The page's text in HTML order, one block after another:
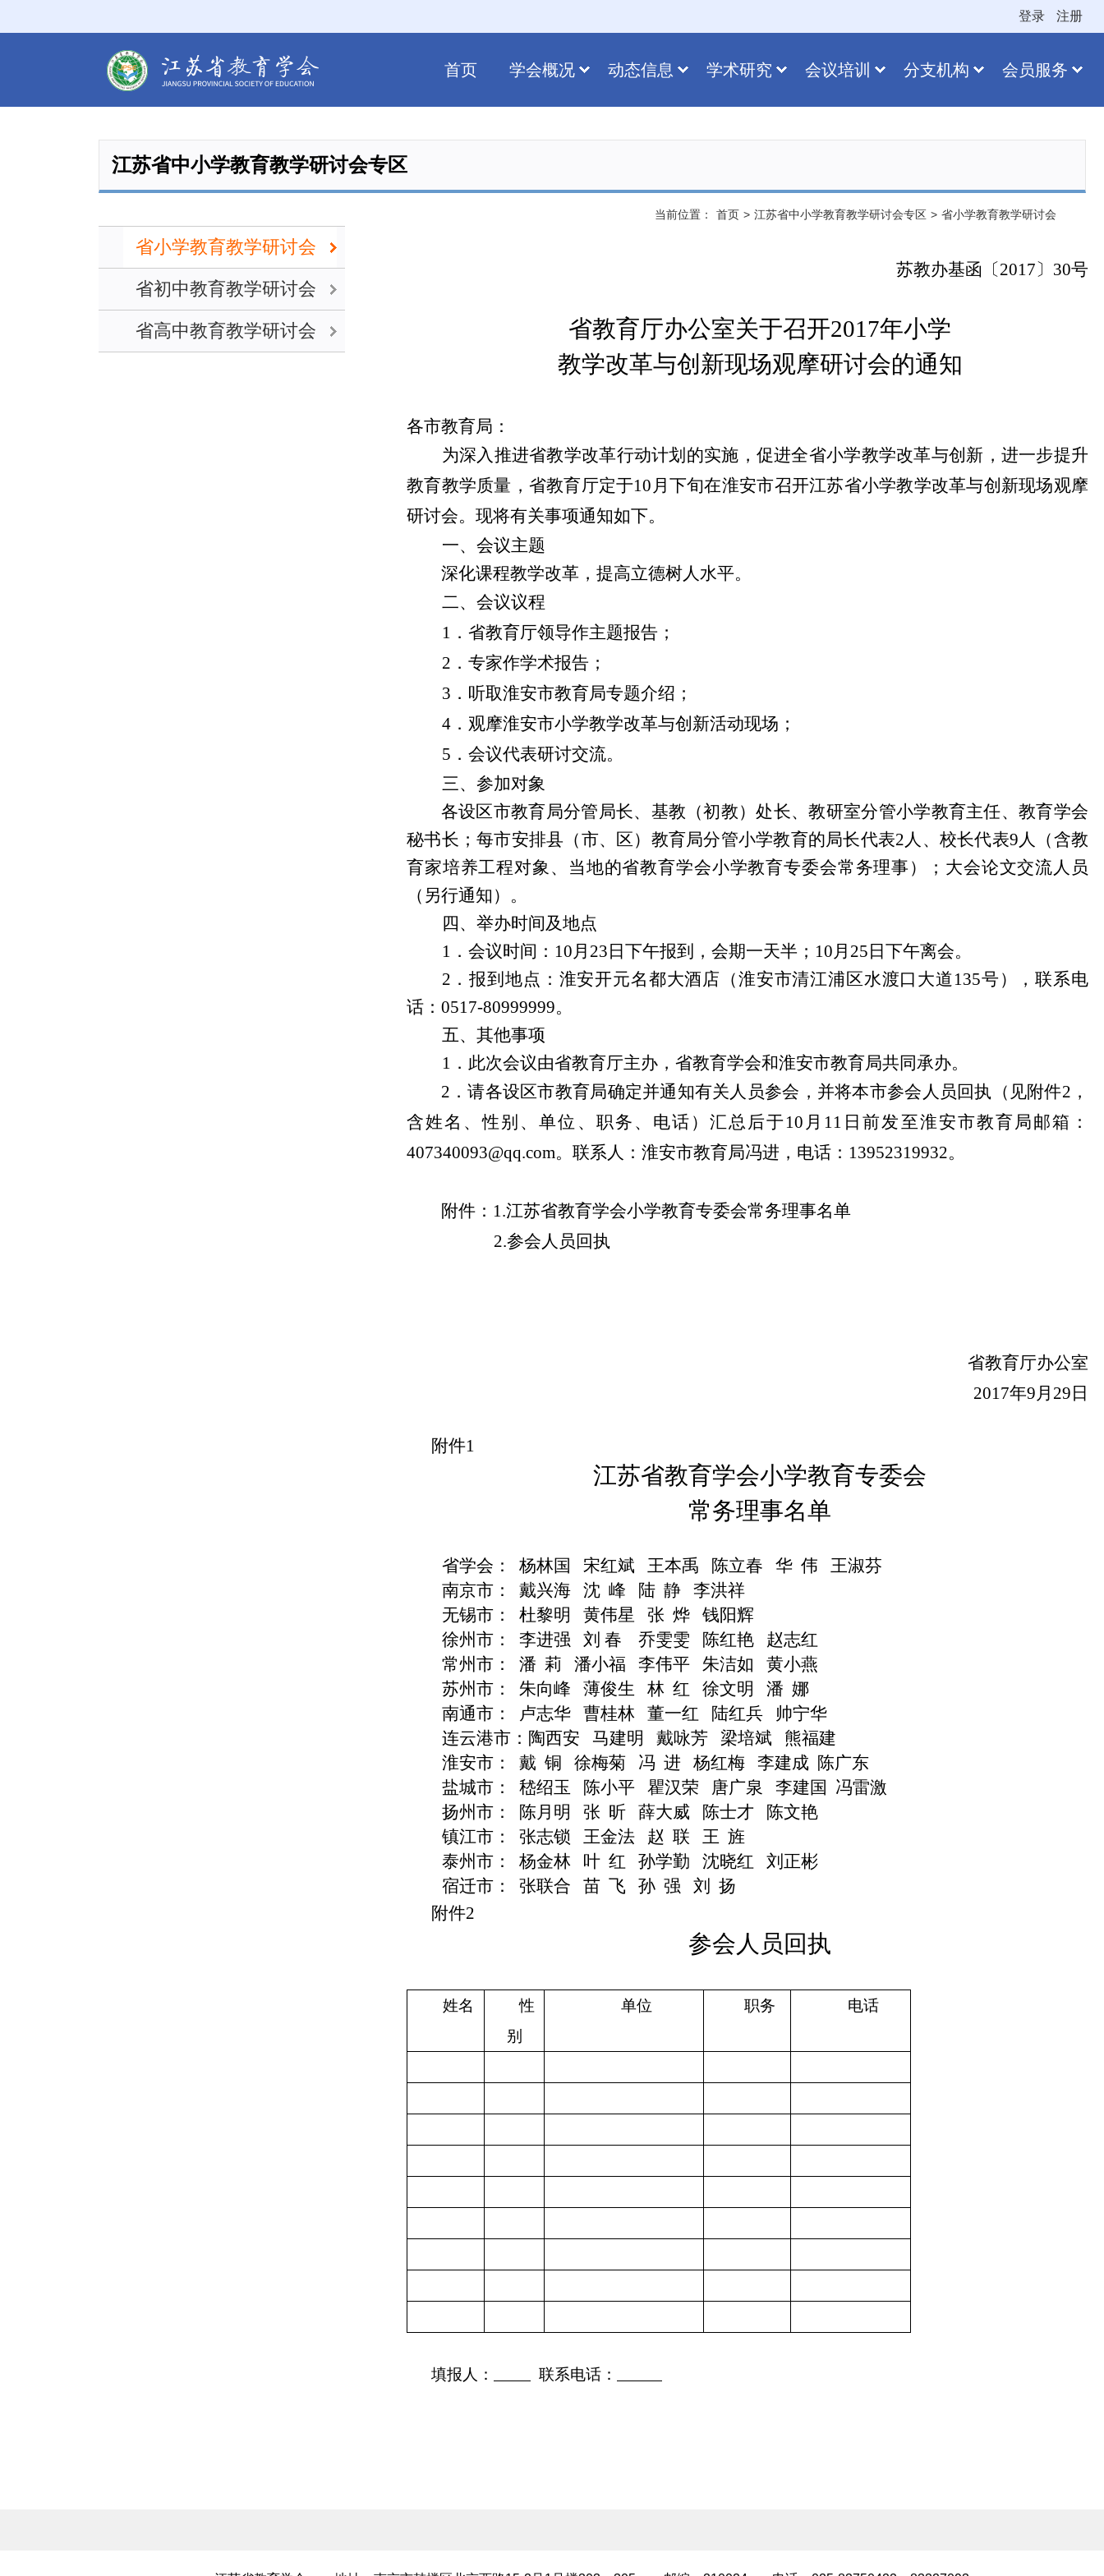
登录 注册
首页 学会概况 动态信息 学术研究 会议培训 分支机构 会员服务
江苏省中小学教育教学研讨会专区
当前位置： 首页 > 江苏省中小学教育教学研讨会专区 > 省小学教育教学研讨会
省小学教育教学研讨会
省初中教育教学研讨会
省高中教育教学研讨会
苏教办基函〔2017〕 30号
省教育厅办公室关于召开2017年小学
教学改革与创新现场观摩研讨会的通知
各市教育局：
为深入推进省教学改革行动计划的实施，促进全省小学教学改革与创新，进一步提升
教育教学质量， 省教育厅定于10 月下旬在淮安市召开江苏省小学教学改革与创新现场观摩
研讨会。现将有关事项通知如下。
一、会议主题
深化课程教学改革，提高立德树人水平。
二、会议议程
1 ．省教育厅领导作主题报告；
2 ．专家作学术报告；
3 ．听取淮安市教育局专题介绍；
4．观摩淮安市小学教学改革与创新活动现场；
5 ．会议代表研讨交流。
三、参加对象
各设区市教育局分管局长、基教（初教）处长、教研室分管小学教育主任、教育学会
秘书长；每市安排县（市、区）教育局分管小学教育的局长代表2人、校长代表9人（含教
育家培养工程对象、当地的省教育学会小学教育专委会常务理事）；大会论文交流人员
（另行通知）。
四、举办时间及地点
1 ．会议时间： 10月 23 日 下午报到，会期一天半； 10月 25 日 下午离会。
2 ．报到地点：淮安开元名都大酒店（淮安市清江浦区水渡口大道135号），联系电
话： 0517-80999999。
五、其他事项
1 ．此次会议由省教育厅主办，省教育学会和淮安市教育局共同承办。
2 ．请各设区市教育局确定并通知有关人员参会，并将本市参会人员回执（见附件2 ，
含姓名、性别、单位、职务、电话）汇总后于10 月 11 日前发至淮安市教育局邮箱：
407340093@qq.com。联系人：淮安市教育局冯进，电话： 13952319932。
附件： 1.江苏省教育学会小学教育专委会常务理事名单
2.参会人员回执
省教育厅办公室
2017年9月 29 日
附件1
江苏省教育学会小学教育专委会
常务理事名单
省学会： 杨林国 宋红斌 王本禹 陈立春 华 伟
王淑芬
南京市：
戴兴海 沈 峰 陆 静
李洪祥
无锡市：
杜黎明 黄伟星 张 烨
钱阳辉
徐州市：
李进强 刘 春 乔雯雯 陈红艳
赵志红
常州市：
潘 莉 潘小福 李伟平 朱洁如
黄小燕
苏州市：
朱向峰 薄俊生 林 红 徐文明 潘 娜
南通市：
卢志华 曹桂林 董一红 陆红兵
帅宁华
连云港市：陶西安
马建明 戴咏芳 梁培斌
熊福建
淮安市：
戴 铜 徐梅菊 冯 进 杨红梅 李建成 陈广东
盐城市：
嵇绍玉 陈小平 瞿汉荣 唐广泉 李建国 冯雷激
扬州市：
陈月明 张 昕 薛大威 陈士才
陈文艳
镇江市：
张志锁 王金法 赵 联 王 旌
泰州市：
杨金林 叶 红 孙学勤 沈晓红
刘正彬
宿迁市：
张联合 苗 飞 孙 强 刘
扬
附件2
参会人员回执
姓名
性
别
单位 职务 电话
填报人： 联系电话：